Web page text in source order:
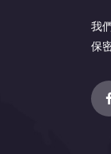
我
保